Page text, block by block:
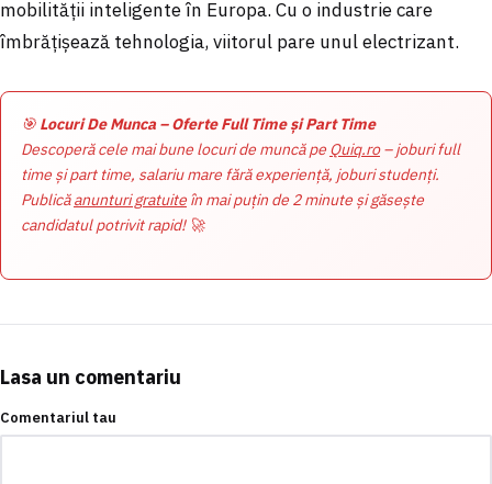
mobilității inteligente în Europa. Cu o industrie care
îmbrățișează tehnologia, viitorul pare unul electrizant.
🎯 Locuri De Munca – Oferte Full Time și Part Time
Descoperă cele mai bune locuri de muncă pe Quiq.ro– joburi full
time și part time, salariu mare fără experiență, joburi studenți.
Publicăanunturi gratuite în mai puțin de 2 minute și găsește
candidatul potrivit rapid! 🚀
Lasa un comentariu
Comentariul tau